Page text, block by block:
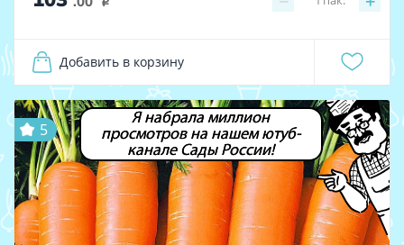
i
Добавить в корзину
Я набрала миллион
просмотров на нашем ютуб-
канале Сады России!
5